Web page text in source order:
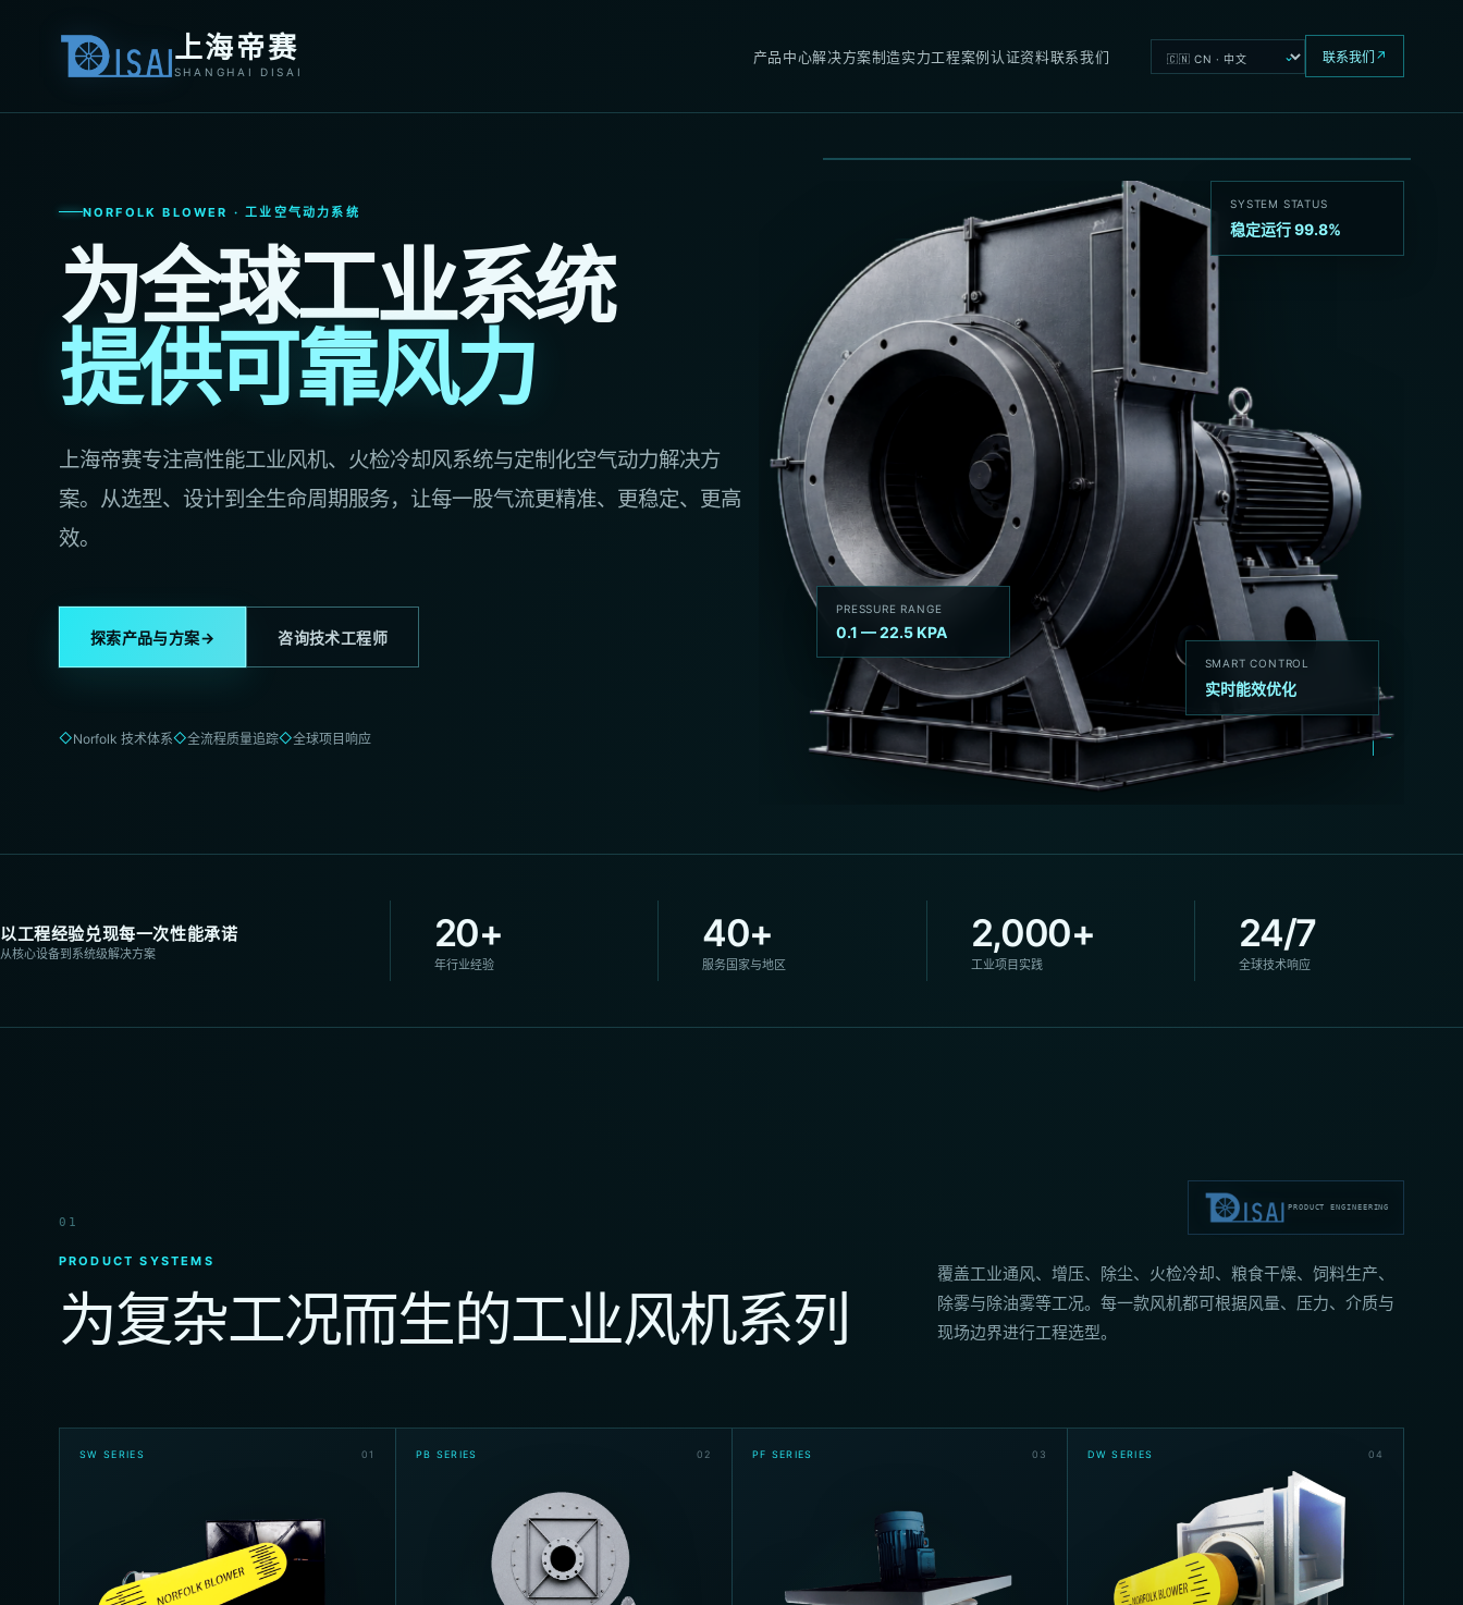
上海帝赛
SHANGHAI DISAI
产品中心解决方案制造实力工程案例认证资料联系我们 Language 联系我们 ↗
NORFOLK BLOWER · 工业空气动力系统
为全球工业系统
提供可靠风力
上海帝赛专注高性能工业风机、火检冷却风系统与定制化空气动力解决方
案。从选型、设计到全生命周期服务，让每一股气流更精准、更稳定、更高
效。
探索产品与方案→ 咨询技术工程师
◇Norfolk 技术体系◇全流程质量追踪◇全球项目响应
SYSTEM STATUS
稳定运行 99.8%
PRESSURE RANGE
0.1 — 22.5 KPA
SMART CONTROL
实时能效优化
以工程经验兑现每一次性能承诺
从核心设备到系统级解决方案 20+
年行业经验
40+
服务国家与地区
2,000+
工业项目实践
24/7
全球技术响应
01
PRODUCT SYSTEMS
为复杂工况而生的工业风机系列
覆盖工业通风、增压、除尘、火检冷却、粮食干燥、饲料生产、
除雾与除油雾等工况。每一款风机都可根据风量、压力、介质与
现场边界进行工程选型。
PRODUCT ENGINEERING
SW SERIES 01 PB SERIES 0 2 PF SERIES 0 3 DW SERIES 04